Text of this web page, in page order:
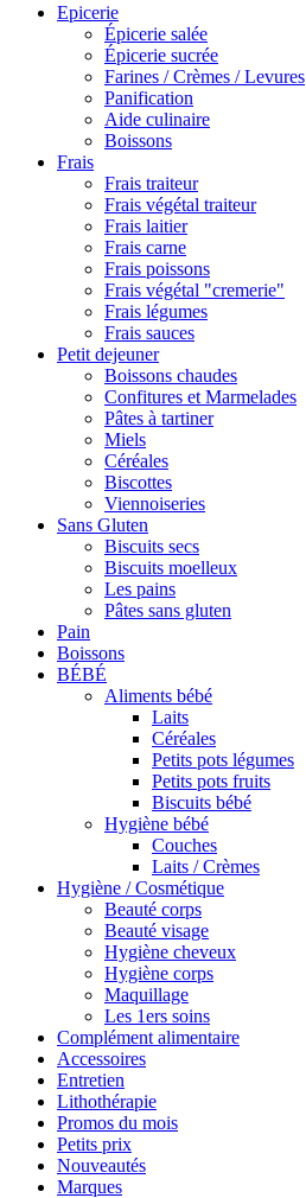
Epicerie
Épicerie salée
Épicerie sucrée
Farines / Crèmes / Levures
Panification
Aide culinaire
Boissons
Frais
Frais traiteur
Frais végétal traiteur
Frais laitier
Frais carne
Frais poissons
Frais végétal "cremerie"
Frais légumes
Frais sauces
Petit dejeuner
Boissons chaudes
Confitures et Marmelades
Pâtes à tartiner
Miels
Céréales
Biscottes
Viennoiseries
Sans Gluten
Biscuits secs
Biscuits moelleux
Les pains
Pâtes sans gluten
Pain
Boissons
BÉBÉ
Aliments bébé
Laits
Céréales
Petits pots légumes
Petits pots fruits
Biscuits bébé
Hygiène bébé
Couches
Laits / Crèmes
Hygiène / Cosmétique
Beauté corps
Beauté visage
Hygiène cheveux
Hygiène corps
Maquillage
Les 1ers soins
Complément alimentaire
Accessoires
Entretien
Lithothérapie
Promos du mois
Petits prix
Nouveautés
Marques